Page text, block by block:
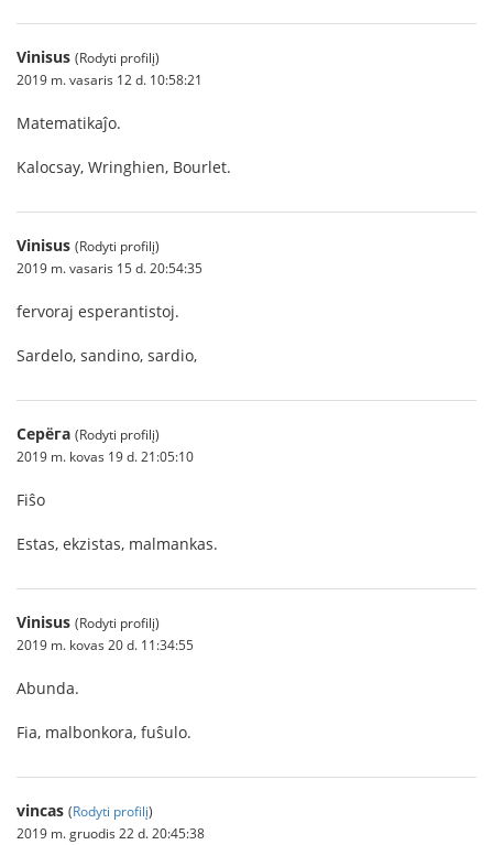
Vinisus (Rodyti profilį)
2019 m. vasaris 12 d. 10:58:21
Matematikaĵo.
Kalocsay, Wringhien, Bourlet.
Vinisus (Rodyti profilį)
2019 m. vasaris 15 d. 20:54:35
fervoraj esperantistoj.
Sardelo, sandino, sardio,
Серёга (Rodyti profilį)
2019 m. kovas 19 d. 21:05:10
Fiŝo
Estas, ekzistas, malmankas.
Vinisus (Rodyti profilį)
2019 m. kovas 20 d. 11:34:55
Abunda.
Fia, malbonkora, fuŝulo.
vincas (Rodyti profilį)
2019 m. gruodis 22 d. 20:45:38